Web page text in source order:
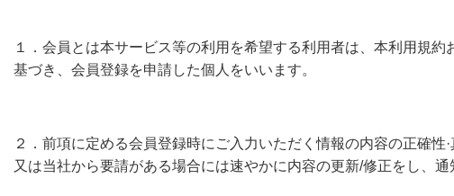
１．会員とは本サービス等の利用を希望する利用者は、本利用規
基づき、会員登録を申請した個人をいいます。
２．前項に定める会員登録時にご入力いただく情報の内容の正確
又は当社から要請がある場合には速やかに内容の更新/修正をし、通